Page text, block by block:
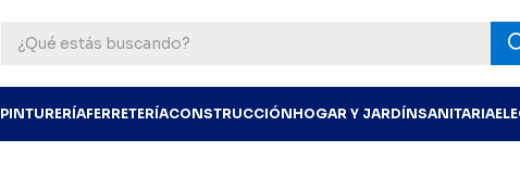
PINTURERÍAFERRETERÍACONSTRUCCIÓNHOGAR Y JARDÍNSANITARIA